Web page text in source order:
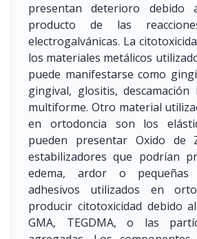
presentan deterioro debido
producto de las
electrogalvánicas. La
los materiales metálicos
puede manifestarse como
gingival, glositis,
multiforme. Otro material
en ortodoncia son los
pueden presentar Oxido de
estabilizadores que podrían
edema, ardor o pequeñas
adhesivos utilizados en
producir citotoxicidad debido
GMA, TEGDMA, o las